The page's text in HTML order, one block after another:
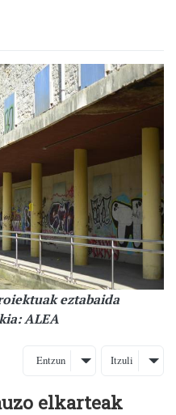
eztabaida
ALEA
Entzun Itzuli
elkarteak